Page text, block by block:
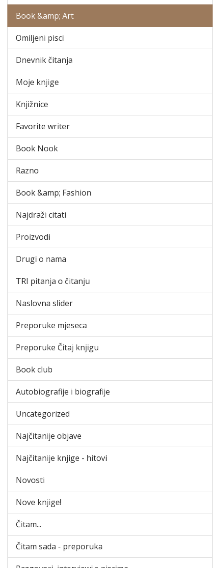
Book &amp; Art
Omiljeni pisci
Dnevnik čitanja
Moje knjige
Knjižnice
Favorite writer
Book Nook
Razno
Book &amp; Fashion
Najdraži citati
Proizvodi
Drugi o nama
TRI pitanja o čitanju
Naslovna slider
Preporuke mjeseca
Preporuke Čitaj knjigu
Book club
Autobiografije i biografije
Uncategorized
Najčitanije objave
Najčitanije knjige - hitovi
Novosti
Nove knjige!
Čitam...
Čitam sada - preporuka